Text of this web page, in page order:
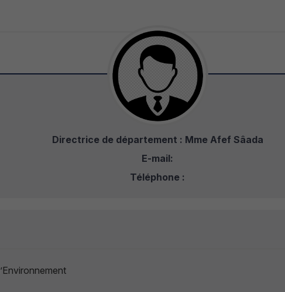
Directrice de département : Mme Afef Sâada
E-mail:
Téléphone :